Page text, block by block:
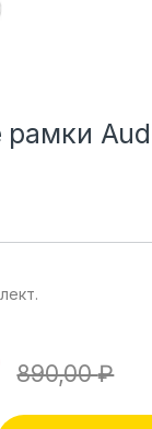
рамки
890,00₽